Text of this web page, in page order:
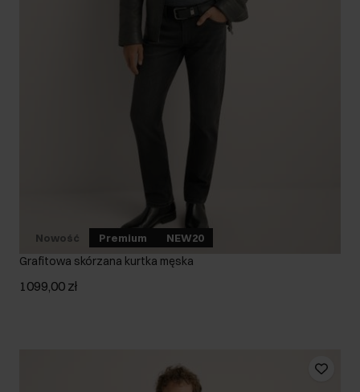
Nowość Premium NEW20
Grafitowa skórzana kurtka męska
1099,00 zł